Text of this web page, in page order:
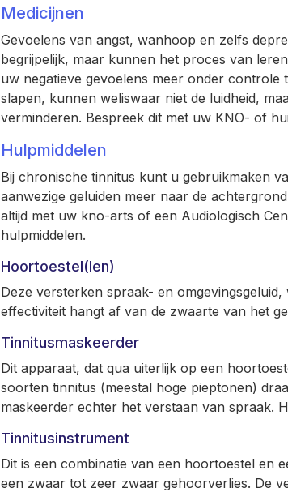
Medicijnen
Gevoelens van angst, wanhoop en zelfs
begrijpelijk, maar kunnen het proces van
uw negatieve gevoelens meer onder
slapen, kunnen weliswaar niet de luidheid,
verminderen. Bespreek dit met uw KNO- of
Hulpmiddelen
Bij chronische tinnitus kunt u gebruikmaken
aanwezige geluiden meer naar de
altijd met uw kno-arts of een Audiologisch
hulpmiddelen.
Hoortoestel(len)
Deze versterken spraak- en
effectiviteit hangt af van de zwaarte van het
Tinnitusmaskeerder
Dit apparaat, dat qua uiterlijk op een
soorten tinnitus (meestal hoge pieptonen)
maskeerder echter het verstaan van spraak.
Tinnitusinstrument
Dit is een combinatie van een hoortoestel en
een zwaar tot zeer zwaar gehoorverlies. De